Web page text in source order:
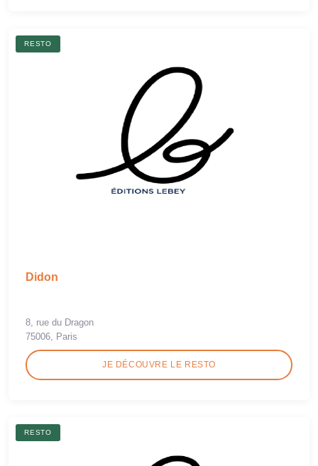
RESTO
Didon
8, rue du Dragon
75006, Paris
JE DÉCOUVRE LE RESTO
RESTO